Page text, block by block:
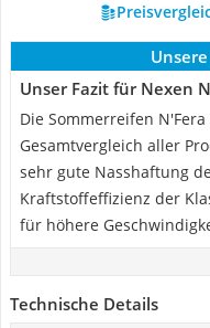
Unser Fazit für Nexen
Die Sommerreifen
Gesamtvergleich aller
sehr gute Nasshaftung
Kraftstoffeffizienz der
für höhere
Technische Details